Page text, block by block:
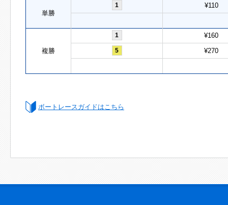
単勝
1 ¥110
複勝
1 ¥160
5 ¥270
ボートレースガイドはこちら